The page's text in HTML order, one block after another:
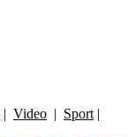
| Video | Sport |